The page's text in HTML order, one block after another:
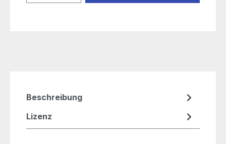
Beschreibung
Lizenz